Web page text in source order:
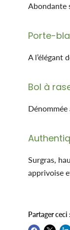
Abondante
Porte-
A l’élégant
Bol à
Dénommée
Surgras,
apprivoise
Partager ceci :